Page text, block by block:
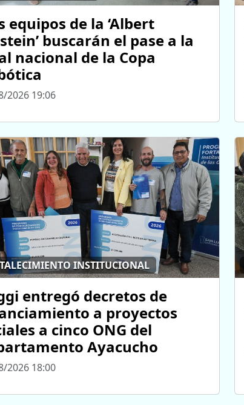
equipos de la ‘Albert
buscarán el pase a la
nacional de la Copa
2026 19:06
INSTITUCIONAL
entregó decretos de
a proyectos
a cinco ONG del
Ayacucho
2026 18:00